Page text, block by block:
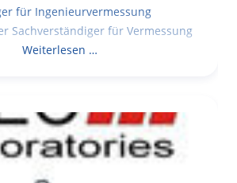
für Ingenieurvermessung
Sachverständiger für Vermessung
Weiterlesen …